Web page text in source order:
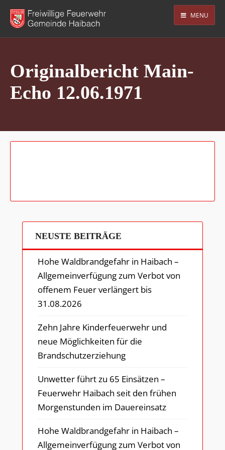
MENU
Originalbericht Main-
Echo 12.06.1971
NEUSTE BEITRÄGE
Hohe Waldbrandgefahr in Haibach –
Allgemeinverfügung zum Verbot von
offenem Feuer verlängert bis
31.08.2026
Zehn Jahre Kinderfeuerwehr und
neue Möglichkeiten für die
Brandschutzerziehung
Unwetter führt zu 65 Einsätzen –
Feuerwehr Haibach seit den frühen
Morgenstunden im Dauereinsatz
Hohe Waldbrandgefahr in Haibach –
Allgemeinverfügung zum Verbot von